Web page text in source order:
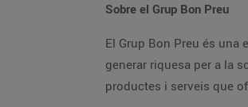
Sobre el Grup Bon Preu
El Grup Bon Preu és una
generar riquesa per a la
productes i serveis que